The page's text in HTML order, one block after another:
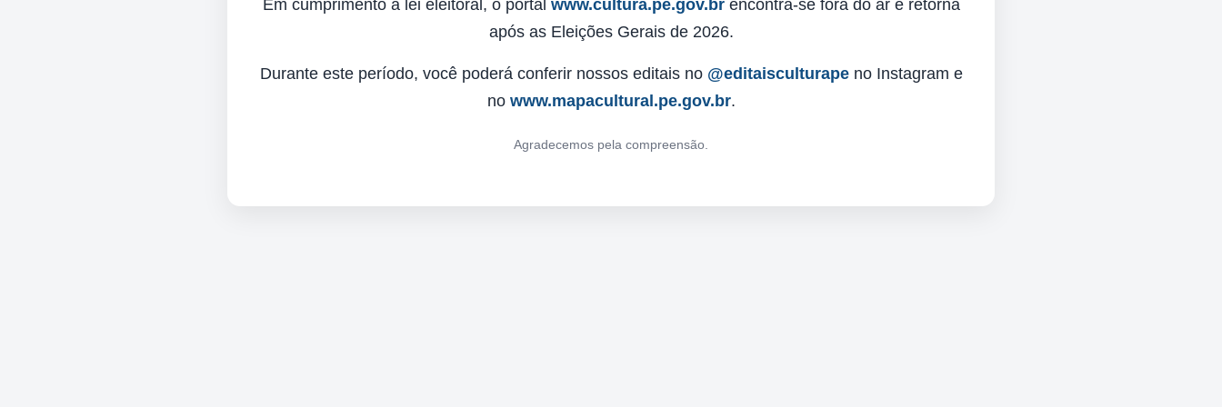
Em cumprimento à lei eleitoral, o portal www.cultura.pe.gov.brencontra-se fora do ar e retorna
após as Eleições Gerais de 2026.
Durante este período, você poderá conferir nossos editais no @editaisculturapeno Instagram e
no www.mapacultural.pe.gov.br.
Agradecemos pela compreensão.